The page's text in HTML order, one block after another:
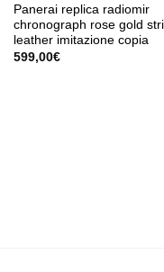
Panerai replica radiomir
chronograph rose gold
leather imitazione copia
599,00€